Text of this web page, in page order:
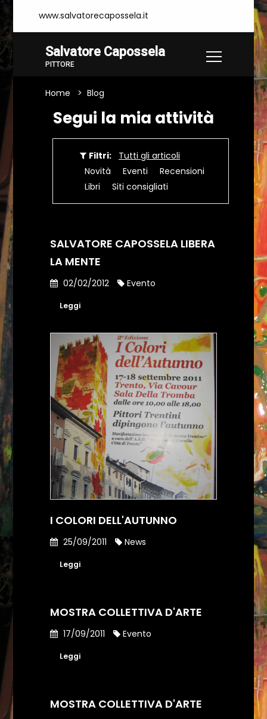
www.salvatorecapossela.it
Salvatore Capossela
PITTORE
Home Blog
Segui la mia attività
Filtri:
Tutti gli articoli
Novità
Eventi
Recensioni
Libri
Siti consigliati
SALVATORE CAPOSSELA LIBERA
LA MENTE
02/02/2012 Evento
Leggi
I COLORI DELL'AUTUNNO
25/09/2011 News
Leggi
MOSTRA COLLETTIVA D'ARTE
17/09/2011 Evento
Leggi
MOSTRA COLLETTIVA D'ARTE